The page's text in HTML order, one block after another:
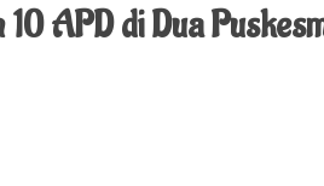
APD di Dua